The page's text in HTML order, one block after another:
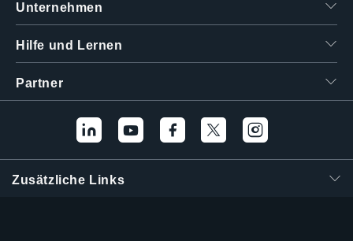
Unternehmen
Hilfe und Lernen
Partner
Zusätzliche Links